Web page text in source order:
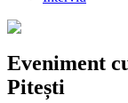
Eveniment
Pitești